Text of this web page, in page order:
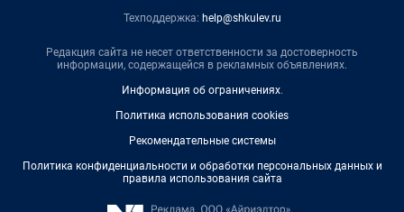
Техподдержка: help@shkulev.ru
Редакция сайта не несет ответственности за достоверность
информации, содержащейся в рекламных объявлениях.
Информация об ограничениях.
Политика использования cookies
Рекомендательные системы
Политика конфиденциальности и обработки персональных данных и
правила использования сайта